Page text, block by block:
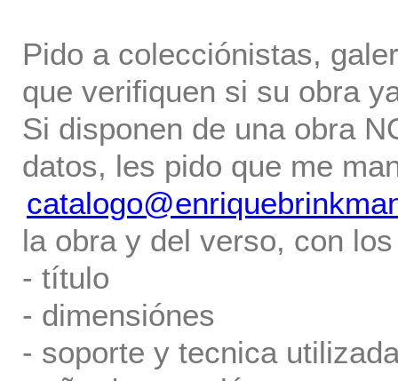
Pido a colecciónistas,
que verifiquen si su obra
Si disponen de una obra
datos, les pido que me
la obra y del verso, con
- título
- dimensiónes
- soporte y tecnica